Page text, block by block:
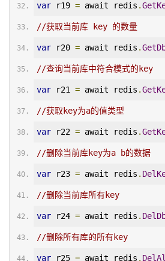
var r19 = await redis .
//获取当前库 key 的数量
var r20 = await redis .
//查询当前库中符合模式的key
var r21 = await redis .
//获取key为a的值类型
var r22 = await redis .
//删除当前库key为a b的数据
var r23 = await redis .
//删除当前库所有key
var r24 = await redis .
//删除所有库的所有key
var r25 = await redis .